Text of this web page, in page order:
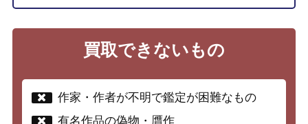
買取できないもの
作家・作者が不明で鑑定が困難なもの
有名作品の偽物・贋作